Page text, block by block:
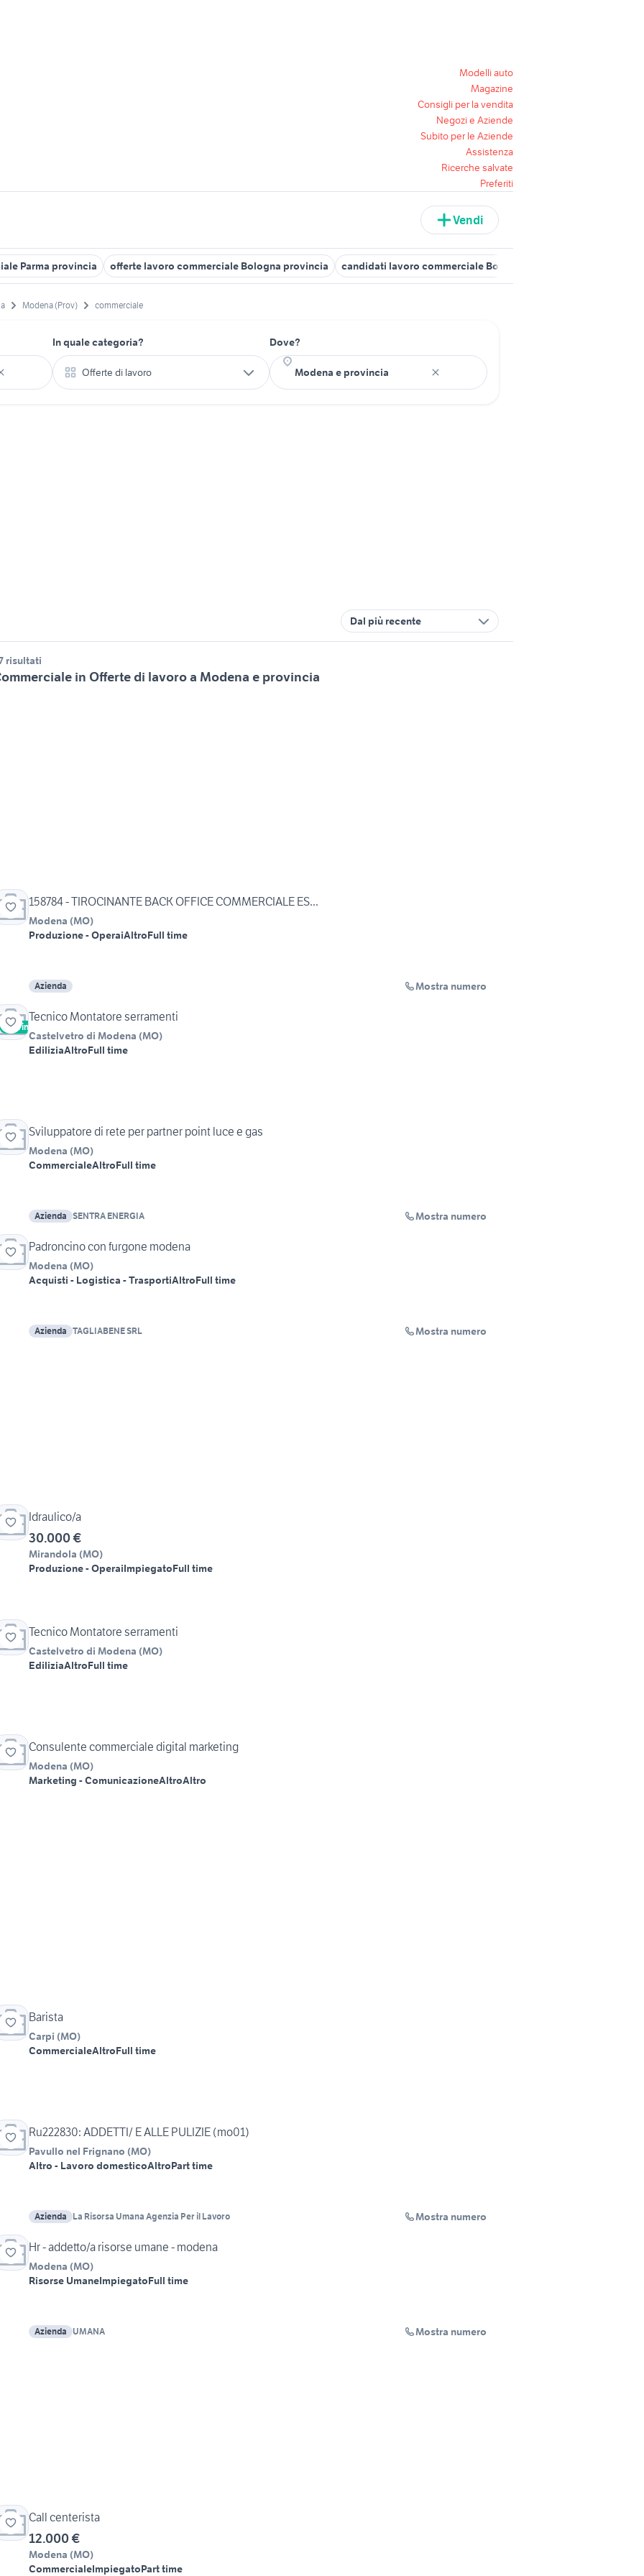
Modelli auto
Magazine
Consigli per la vendita
Negozi e Aziende
Subito per le Aziende
Assistenza
Ricerche salvate
Preferiti
Vendi
Parma provincia offerte lavoro commerciale Bologna provincia candidati lavoro commerciale Bologna provincia
Modena (Prov) commerciale
In quale categoria?
Offerte di lavoro
Dove?
Dal più recente
risultati
in Offerte di lavoro a Modena e provincia
158784 - TIROCINANTE BACK OFFICE COMMERCIALE ES...
Modena (MO)
Produzione - OperaiAltroFull time
Azienda Mostra numero
Vetrina
Tecnico Montatore serramenti
Castelvetro di Modena (MO)
EdiliziaAltroFull time
Sviluppatore di rete per partner point luce e gas
Modena (MO)
CommercialeAltroFull time
Azienda SENTRA ENERGIA Mostra numero
Padroncino con furgone modena
Modena (MO)
Acquisti - Logistica - TrasportiAltroFull time
Azienda TAGLIABENE SRL Mostra numero
Idraulico/a
30.000 €
Mirandola (MO)
Produzione - OperaiImpiegatoFull time
Tecnico Montatore serramenti
Castelvetro di Modena (MO)
EdiliziaAltroFull time
Consulente commerciale digital marketing
Modena (MO)
Marketing - ComunicazioneAltroAltro
Barista
Carpi (MO)
CommercialeAltroFull time
Ru222830: ADDETTI/ E ALLE PULIZIE (mo01)
Pavullo nel Frignano (MO)
Altro - Lavoro domesticoAltroPart time
Azienda La Risorsa Umana Agenzia Per il Lavoro Mostra numero
Hr - addetto/a risorse umane - modena
Modena (MO)
Risorse UmaneImpiegatoFull time
Azienda UMANA Mostra numero
Call centerista
12.000 €
Modena (MO)
CommercialeImpiegatoPart time